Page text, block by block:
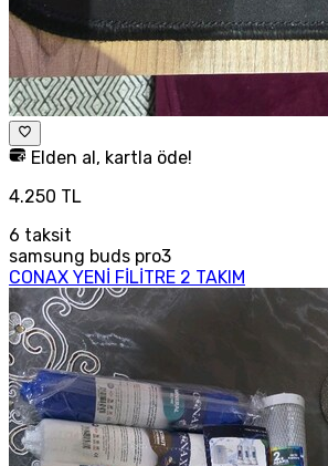
Elden al, kartla öde!
4.250 TL
6 taksit
samsung buds pro3
CONAX YENİ FİLİTRE 2 TAKIM